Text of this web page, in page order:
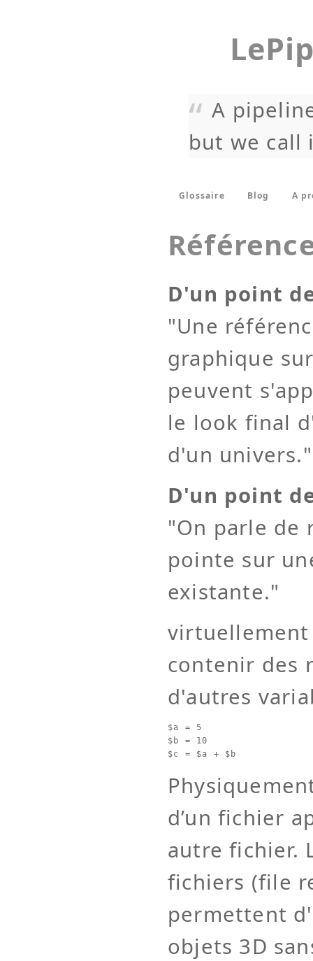
A
but we call
Glossaire Blog A
D'un point
"Une
graphique
peuvent
le look final
d'un univers."
D'un point
"On parle de
pointe sur
existante."
contenir des
d'autres
$a = 5
$b = 10
d’un fichier
autre fichier.
fichiers (file
permettent
objets 3D